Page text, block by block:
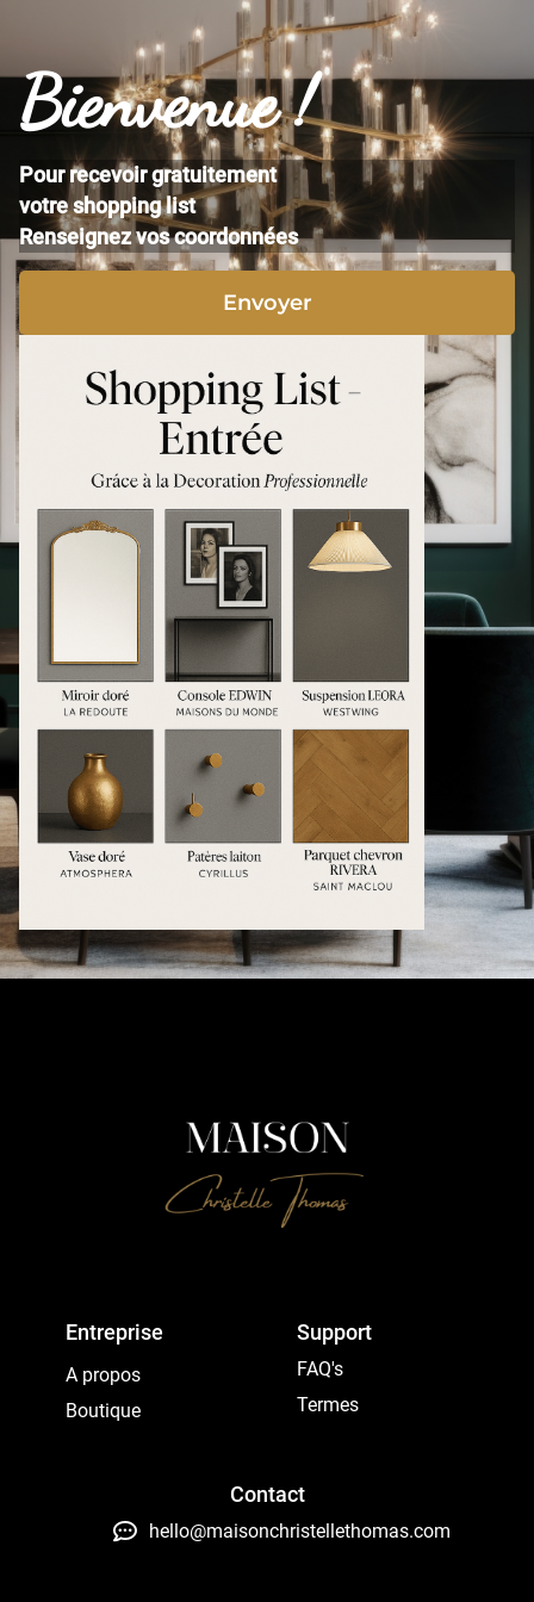
Bienvenue !
Pour recevoir gratuitement
votre shopping list
Renseignez vos coordonnées
Envoyer
Entreprise
A propos
Boutique
Support
FAQ's
Termes
Contact
hello@maisonchristellethomas.com